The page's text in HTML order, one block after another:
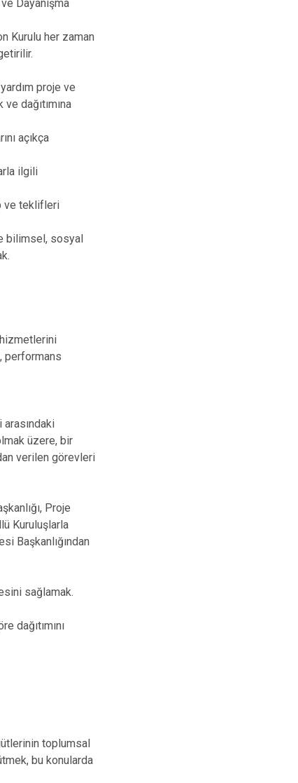
Dayanışma
Kurulu her zaman
proje ve
dağıtımına
açıkça
ilgili
ve teklifleri
bilimsel, sosyal
performans
üzere, bir
verilen görevleri
Proje
Kuruluşlarla
Başkanlığından
sağlamak.
dağıtımını
toplumsal
bu konularda